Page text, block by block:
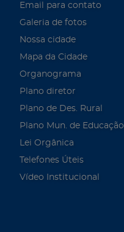
Email para contato
Galeria de fotos
Nossa cidade
Mapa da Cidade
Organograma
Plano diretor
Plano de Des. Rural
Plano Mun. de Educação
Lei Orgânica
Telefones Úteis
Vídeo Institucional